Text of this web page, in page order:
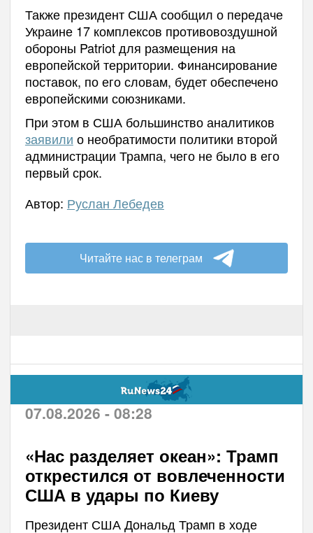
Также президент США сообщил о передаче
Украине 17 комплексов противовоздушной
обороны Patriot для размещения на
европейской территории. Финансирование
поставок, по его словам, будет обеспечено
европейскими союзниками.
При этом в США большинство аналитиков
заявили о необратимости политики второй
администрации Трампа, чего не было в его
первый срок.
Автор: Руслан Лебедев
Читайте нас в телеграм
07.08.2026 - 08:28
«Нас разделяет океан»: Трамп
открестился от вовлеченности
США в удары по Киеву
Президент США Дональд Трамп в ходе